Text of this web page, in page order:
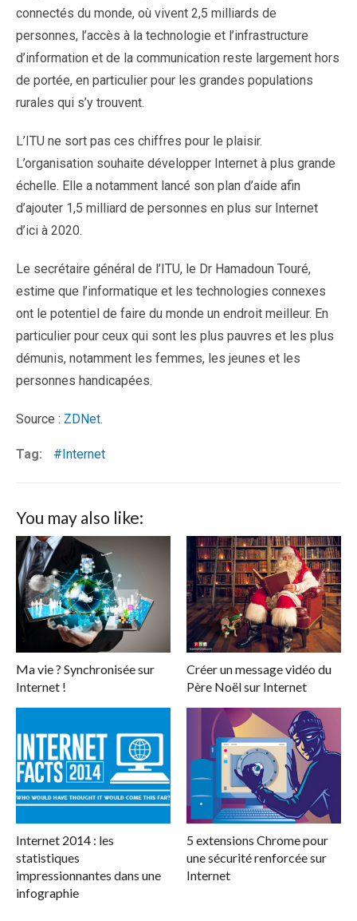
connectés du monde, où vivent 2,5 milliards de
personnes, l’accès à la technologie et l’infrastructure
d’information et de la communication reste largement hors
de portée, en particulier pour les grandes populations
rurales qui s’y trouvent.
L’ITU ne sort pas ces chiffres pour le plaisir.
L’organisation souhaite développer Internet à plus grande
échelle. Elle a notamment lancé son plan d’aide afin
d’ajouter 1,5 milliard de personnes en plus sur Internet
d’ici à 2020.
Le secrétaire général de l’ITU, le Dr Hamadoun Touré,
estime que l’informatique et les technologies connexes
ont le potentiel de faire du monde un endroit meilleur. En
particulier pour ceux qui sont les plus pauvres et les plus
démunis, notamment les femmes, les jeunes et les
personnes handicapées.
Source : ZDNet.
Tag: Internet
You may also like:
Ma vie ? Synchronisée sur
Internet !
Créer un message vidéo du
Père Noël sur Internet
Internet 2014 : les
statistiques
impressionnantes dans une
infographie
5 extensions Chrome pour
une sécurité renforcée sur
Internet